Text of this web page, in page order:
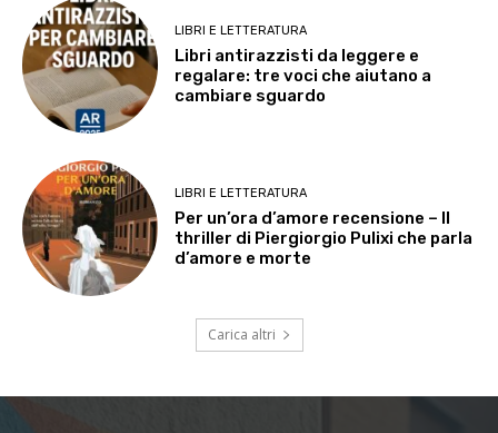
LIBRI E LETTERATURA
Libri antirazzisti da leggere e
regalare: tre voci che aiutano a
cambiare sguardo
LIBRI E LETTERATURA
Per un’ora d’amore recensione – Il
thriller di Piergiorgio Pulixi che parla
d’amore e morte
Carica altri